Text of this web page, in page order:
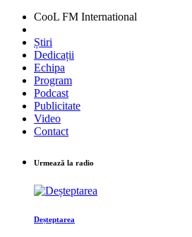
CooL FM International
Știri
Dedicații
Echipa
Program
Podcast
Publicitate
Video
Contact
Urmează la radio
Deșteptarea